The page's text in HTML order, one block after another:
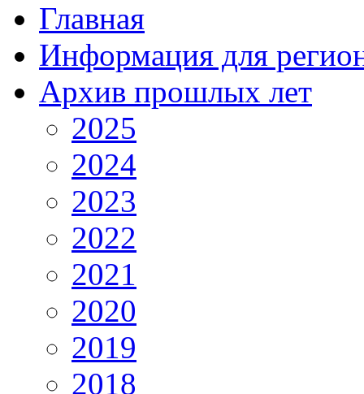
Главная
Информация для
Архив прошлых лет
2025
2024
2023
2022
2021
2020
2019
2018